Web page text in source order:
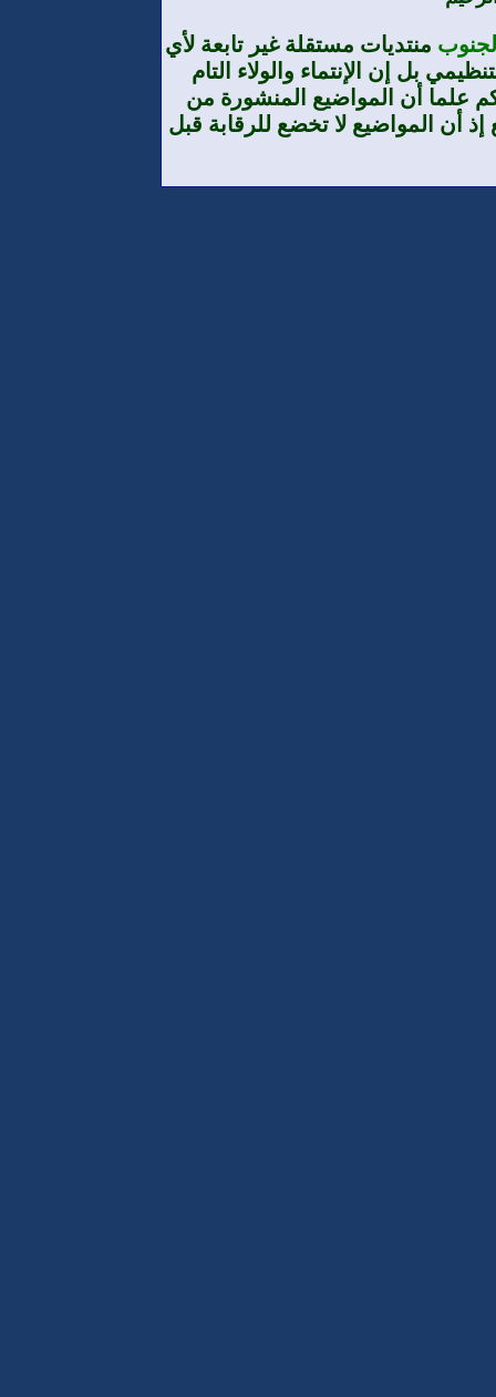
منتديات مستقلة غير تابعة لأي
بل إن الإنتماء والولاء التام
علما أن المواضيع المنشورة من
أن المواضيع لا تخضع للرقابة قبل